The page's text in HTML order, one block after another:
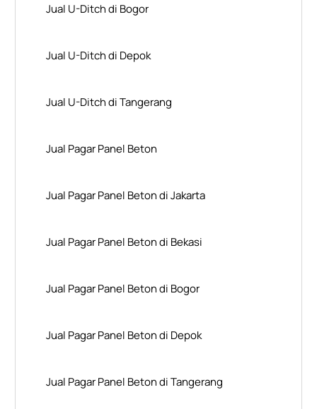
Jual U-Ditch di Bogor
Jual U-Ditch di Depok
Jual U-Ditch di Tangerang
Jual Pagar Panel Beton
Jual Pagar Panel Beton di Jakarta
Jual Pagar Panel Beton di Bekasi
Jual Pagar Panel Beton di Bogor
Jual Pagar Panel Beton di Depok
Jual Pagar Panel Beton di Tangerang